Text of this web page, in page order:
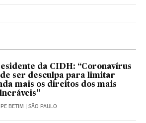
en Twitter
Brasil en Instagram
El País Brasil en Facebook
da CIDH: “Coronavírus
ser desculpa para limitar
mais os direitos dos mais
BETIM | SÃO PAULO